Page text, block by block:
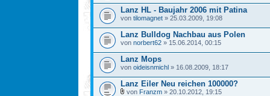
Lanz HL - Baujahr 2006 mit Patina
von tilomagnet » 25.03.2009, 19:08
Lanz Bulldog Nachbau aus Polen
von norbert62 » 15.06.2014, 00:15
Lanz Mops
von oideisnmichl » 16.08.2009, 18:17
Lanz Eiler Neu reichen 100000?
von Franzm » 20.10.2012, 19:15